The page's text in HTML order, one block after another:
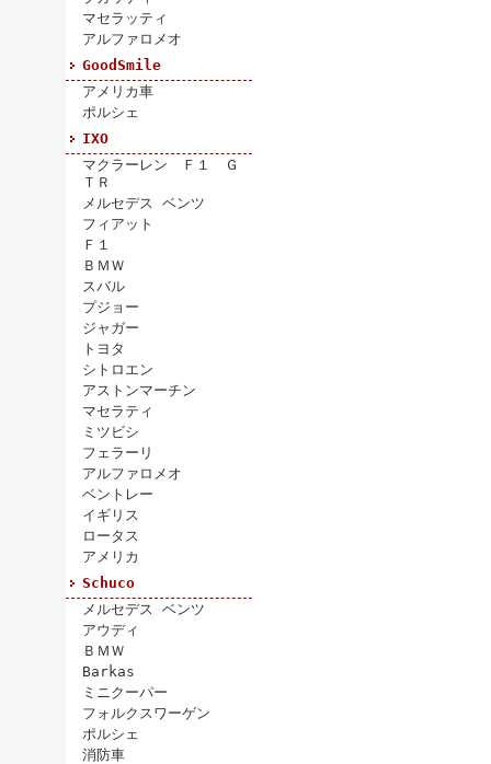
マセラッティ
アルファロメオ
GoodSmile
アメリカ車
ポルシェ
IXO
マクラーレン Ｆ１ Ｇ
ＴＲ
メルセデス ベンツ
フィアット
Ｆ１
ＢＭＷ
スバル
プジョー
ジャガー
トヨタ
シトロエン
アストンマーチン
マセラティ
ミツビシ
フェラーリ
アルファロメオ
ベントレー
イギリス
ロータス
アメリカ
Schuco
メルセデス ベンツ
アウディ
ＢＭＷ
Barkas
ミニクーパー
フォルクスワーゲン
ポルシェ
消防車